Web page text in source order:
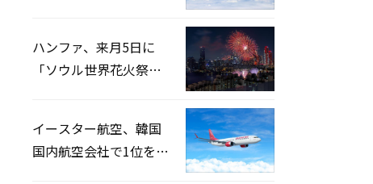
ハンファ、来月5日に
「ソウル世界花火祭り
イースター航空、韓国
国内航空会社で1位を記